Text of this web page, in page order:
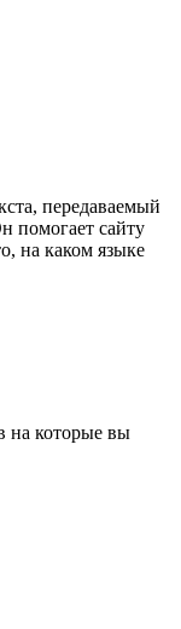
передава­емый
помо­гает сайту
на каком языке
на которые вы